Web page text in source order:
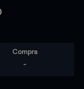
Compra
-